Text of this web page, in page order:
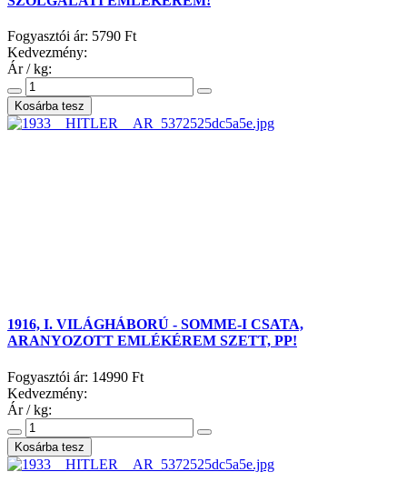
Fogyasztói ár: 5790 Ft
Kedvezmény:
Ár / kg:
1916, I. VILÁGHÁBORÚ - SOMME-I CSATA,
ARANYOZOTT EMLÉKÉREM SZETT, PP!
Fogyasztói ár: 14990 Ft
Kedvezmény:
Ár / kg: